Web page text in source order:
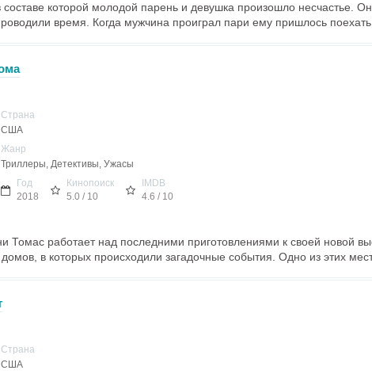
которой молодой парень и девушка произошло несчастье.
время. Когда мужчина проиграл пари ему пришлось поехать
Страна
США
Жанр
Триллеры, Детективы, Ужасы
Год
2018
Кинопоиск
5.0 / 10
IMDB
4.6 / 10
Томас работает над последними приготовлениями к своей новой
в которых происходили загадочные события. Одно из этих
Страна
США